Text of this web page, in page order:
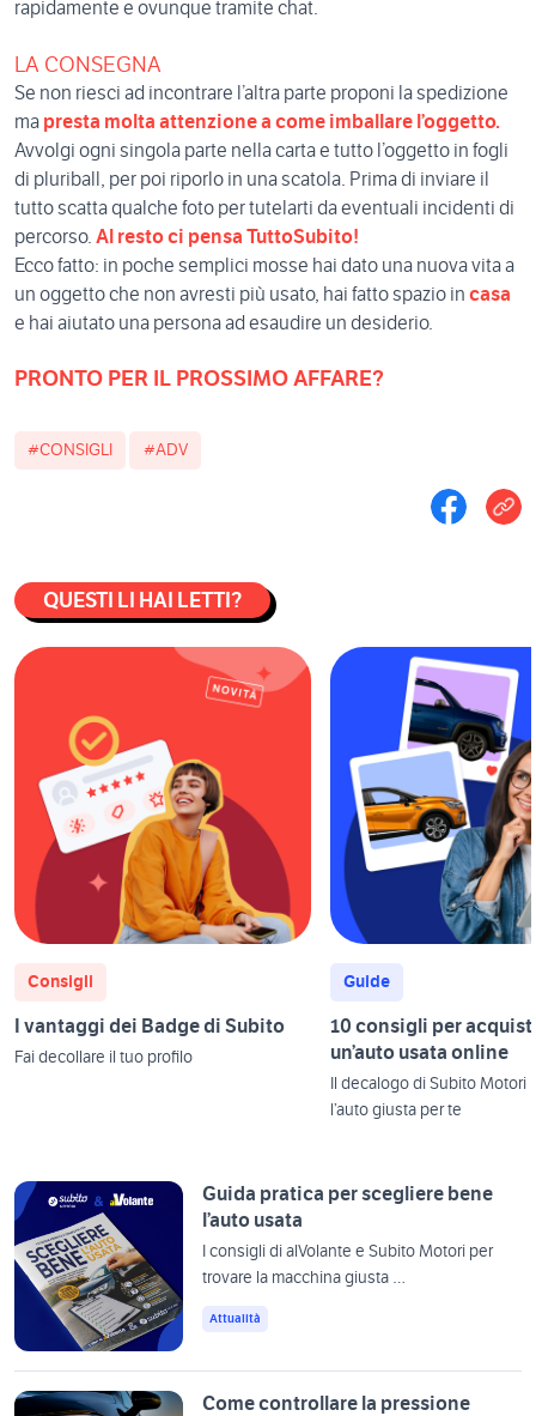
rapidamente e ovunque tramite chat.
LA CONSEGNA
Se non riesci ad incontrare l’altra parte proponi la spedizione
ma presta molta attenzione a come imballare l’oggetto.
Avvolgi ogni singola parte nella carta e tutto l’oggetto in fogli
di pluriball, per poi riporlo in una scatola. Prima di inviare il
tutto scatta qualche foto per tutelarti da eventuali incidenti di
percorso. Al resto ci pensa TuttoSubito!
Ecco fatto: in poche semplici mosse hai dato una nuova vita a
un oggetto che non avresti più usato, hai fatto spazio in casa
e hai aiutato una persona ad esaudire un desiderio.
PRONTO PER IL PROSSIMO AFFARE?
#CONSIGLI #ADV
Guida pratica per scegliere bene
l’auto usata
I consigli di alVolante e Subito Motori per
trovare la macchina giusta …
Attualità
Come controllare la pressione
QUESTI LI HAI LETTI?
Consigli
I vantaggi dei Badge di Subito
Fai decollare il tuo profilo
Guide
10 consigli per
un’auto usata online
Il decalogo di Subito Motori
l’auto giusta per te